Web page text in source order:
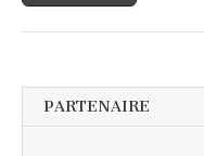
PARTENAIRE